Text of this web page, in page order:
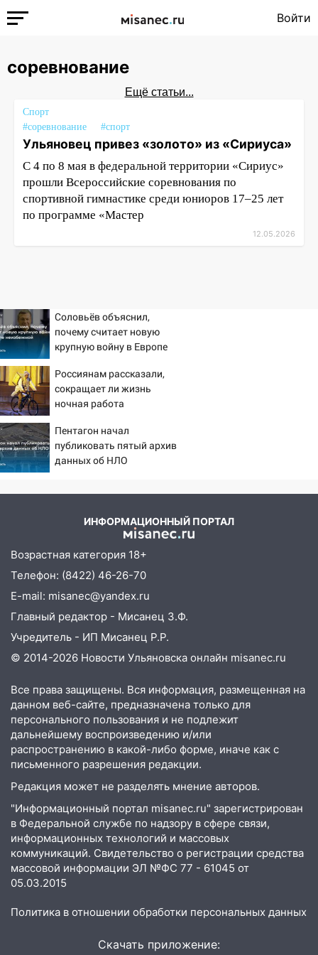
Войти
соревнование
Ещё статьи...
Спорт
#соревнование
#спорт
Ульяновец привез «золото» из «Сириуса»
С 4 по 8 мая в федеральной территории «Сириус»
прошли Всероссийские соревнования по
спортивной гимнастике среди юниоров 17–25 лет
по программе «Мастер
12.05.2026
Соловьёв объяснил,
почему считает новую
крупную войну в Европе
Россиянам рассказали,
сокращает ли жизнь
ночная работа
Пентагон начал
публиковать пятый архив
данных об НЛО
ИНФОРМАЦИОННЫЙ ПОРТАЛ
Возрастная категория 18+
Телефон: (8422) 46-26-70
E-mail: misanec@yandex.ru
Главный редактор - Мисанец З.Ф.
Учредитель - ИП Мисанец Р.Р.
© 2014-2026 Новости Ульяновска онлайн misanec.ru
Все права защищены. Вся информация, размещенная на
данном веб-сайте, предназначена только для
персонального пользования и не подлежит
дальнейшему воспроизведению и/или
распространению в какой-либо форме, иначе как с
письменного разрешения редакции.
Редакция может не разделять мнение авторов.
"Информационный портал misanec.ru" зарегистрирован
в Федеральной службе по надзору в сфере связи,
информационных технологий и массовых
коммуникаций. Свидетельство о регистрации средства
массовой информации ЭЛ №ФС 77 - 61045 от
05.03.2015
Политика в отношении обработки персональных данных
Скачать приложение: